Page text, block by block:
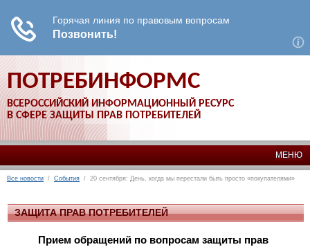
ПОТРЕБИНФОРМС
ВСЕРОССИЙСКИЙ ИНФОРМАЦИОННЫЙ РЕСУРС
В СФЕРЕ ЗАЩИТЫ ПРАВ ПОТРЕБИТЕЛЕЙ
МЕНЮ
Все новости / События / 20 сентября: День, когда мы перестали быть просто «покупателями»
ЗАЩИТА ПРАВ ПОТРЕБИТЕЛЕЙ
Прием обращений по вопросам защиты прав